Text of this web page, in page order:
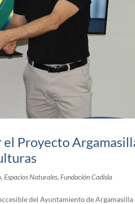
Proyecto
, Espacios Naturales, Fundación Cadisla
del Ayuntamiento de